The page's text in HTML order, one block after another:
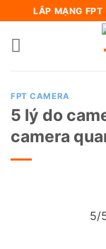
LẮP MẠNG
FPT CAMERA
5 lý do
camera
5/